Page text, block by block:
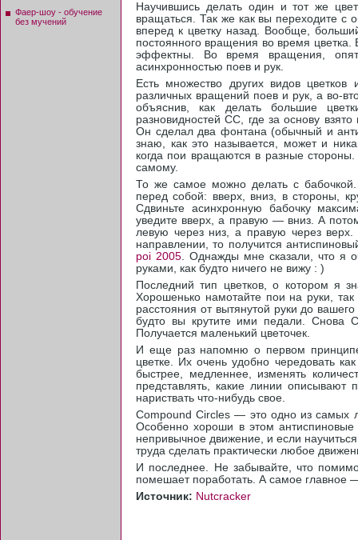
Научившись делать один и тот же
вращаться. Так же как вы переходите с
вперед к цветку назад. Вообще,
постоянного вращения во время
эффектны. Во время вращения,
асинхронностью поев и рук.
Есть множество других видов
различных вращений поев и рук, а во-
объяснив, как делать большие
разновидностей СС, где за основу
Он сделал два фонтана (обычный и
знаю, как это называется, может и
когда пои вращаются в разные
самому.
То же самое можно делать с
перед собой: вверх, вниз, в стороны,
Сдвиньте асинхронную бабочку
уведите вверх, а правую — вниз. А
левую через низ, а правую через верх.
направлении, то получится
poi 2005. Однажды мне сказали, что я
руками, как будто ничего не вижу : )
Последний тип цветков, о котором я
Хорошенько намотайте пои на руки,
расстояния от вытянутой руки до
будто вы крутите ими педали.
Получается маленький цветочек.
И еще раз напомню о первом
цветке. Их очень удобно чередовать
быстрее, медленнее, изменять
представлять, какие линии
нариствать что-нибудь свое.
Compound Circles — это одно из самых
Особенно хороши в этом
непривычное движение, и если
труда сделать практически любое
И последнее. Не забывайте, что
помешает поработать. А самое главное
Источник: Nutcracker
Фаер-шоу - обучение
без мучений